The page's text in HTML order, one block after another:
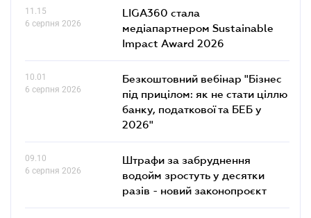
11.15
6 серпня 2026
LIGA360 стала
медіапартнером Sustainable
Impact Award 2026
10.01
6 серпня 2026
Безкоштовний вебінар "Бізнес
під прицілом: як не стати ціллю
банку, податкової та БЕБ у
2026"
09.10
6 серпня 2026
Штрафи за забруднення
водойм зростуть у десятки
разів - новий законопроєкт